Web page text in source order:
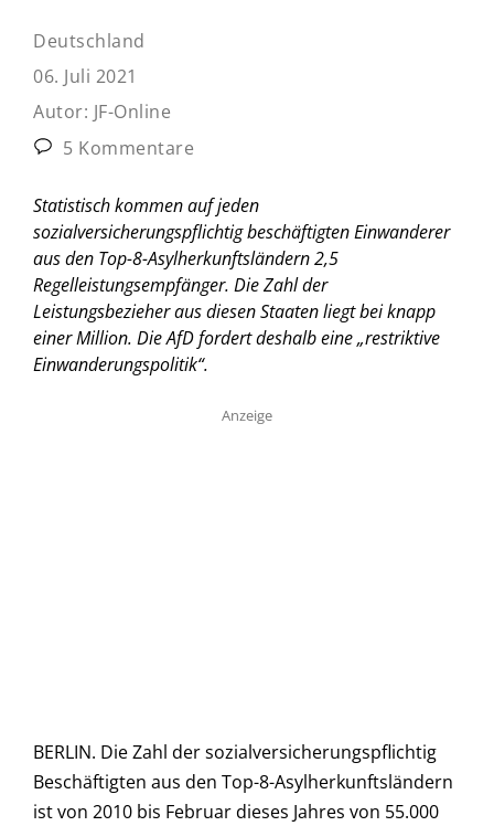
Deutschland
06. Juli 2021
Autor: JF-Online
5 Kommentare
Statistisch kommen auf jeden
sozialversicherungspflichtig beschäftigten Einwanderer
aus den Top-8-Asylherkunftsländern 2,5
Regelleistungsempfänger. Die Zahl der
Leistungsbezieher aus diesen Staaten liegt bei knapp
einer Million. Die AfD fordert deshalb eine „restriktive
Einwanderungspolitik“.
Anzeige
BERLIN. Die Zahl der sozialversicherungspflichtig
Beschäftigten aus den Top-8-Asylherkunftsländern
ist von 2010 bis Februar dieses Jahres von 55.000